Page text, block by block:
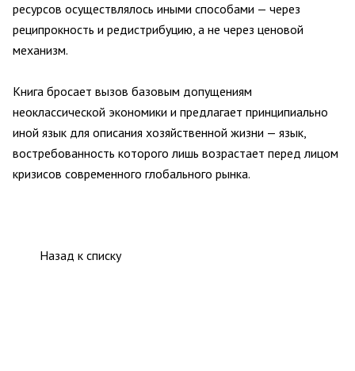
ресурсов осуществлялось иными способами — через
реципрокность и редистрибуцию, а не через ценовой
механизм.
Книга бросает вызов базовым допущениям
неоклассической экономики и предлагает принципиально
иной язык для описания хозяйственной жизни — язык,
востребованность которого лишь возрастает перед лицом
кризисов современного глобального рынка.
Назад к списку